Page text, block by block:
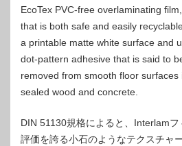
EcoTex PVC-free overlaminating
that is both safe and easily
a printable matte white surface and
dot-pattern adhesive that is said to
removed from smooth floor surfaces
sealed wood and concrete.
DIN 51130規格によると、Interlam
評価を誇る小石のようなテクスチャ